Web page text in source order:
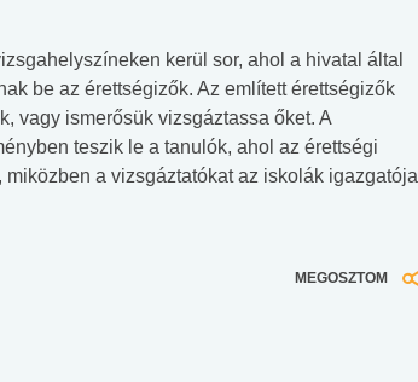
kerül sor, ahol a hivatal által
be az érettségizők. Az említett érettségizők
vagy ismerősük vizsgáztassa őket. A
teszik le a tanulók, ahol az érettségi
a vizsgáztatókat az iskolák igazgatója
MEGOSZTOM